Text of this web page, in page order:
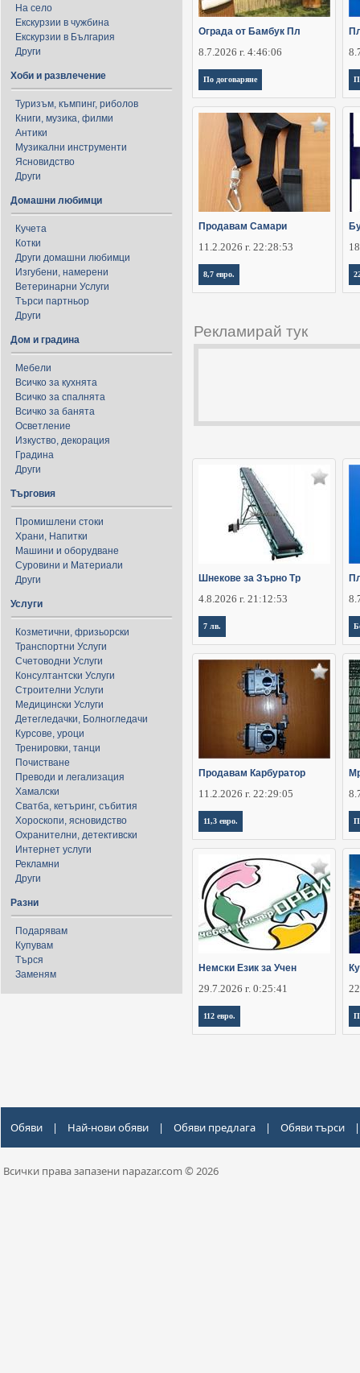
На село
Екскурзии в чужбина
Екскурзии в България
Други
Хоби и развлечение
Туризъм, къмпинг, риболов
Книги, музика, филми
Антики
Музикални инструменти
Ясновидство
Други
Домашни любимци
Кучета
Котки
Други домашни любимци
Изгубени, намерени
Ветеринарни Услуги
Търси партньор
Други
Дом и градина
Мебели
Всичко за кухнята
Всичко за спалнята
Всичко за банята
Осветление
Изкуство, декорация
Градина
Други
Търговия
Промишлени стоки
Храни, Напитки
Машини и оборудване
Суровини и Материали
Други
Услуги
Козметични, фризьорски
Транспортни Услуги
Счетоводни Услуги
Консултантски Услуги
Строителни Услуги
Медицински Услуги
Детегледачки, Болногледачи
Курсове, уроци
Тренировки, танци
Почистване
Преводи и легализация
Хамалски
Сватба, кетъринг, събития
Хороскопи, ясновидство
Охранителни, детективски
Интернет услуги
Рекламни
Други
Разни
Подарявам
Купувам
Търся
Заменям
Ограда от Бамбук Пл
8.7.2026 г. 4:46:06
По договаряне
Продавам Самари
11.2.2026 г. 22:28:53
8,7 евро.
Рекламирай тук
Шнекове за Зърно Тр
4.8.2026 г. 21:12:53
7 лв.
Продавам Карбуратор
11.2.2026 г. 22:29:05
11,3 евро.
Немски Език за Учен
29.7.2026 г. 0:25:41
112 евро.
Обяви | Най-нови обяви | Обяви предлага | Обяви търси |
Всички права запазени napazar.com © 2026